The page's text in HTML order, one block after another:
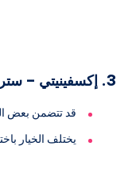
3. إكسفينيتي – ستريم سيفر
قد تتضمن بعض
يختلف الخيار